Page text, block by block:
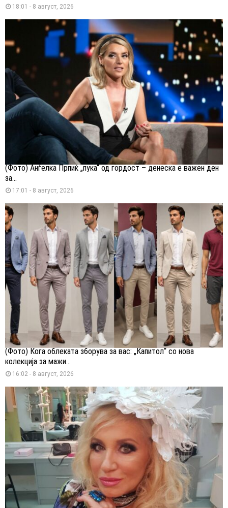
18:01 - 8 август, 2026
(Фото) Анѓелка Прпиќ „пука“ од гордост – денеска е важен ден
за...
17:01 - 8 август, 2026
(Фото) Кога облеката зборува за вас: „Капитол“ со нова
колекција за мажи...
16:02 - 8 август, 2026